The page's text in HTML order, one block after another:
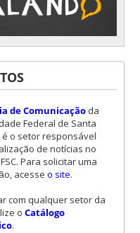
de Comunicaçãoda
Federal de Santa
é o setor responsável
de notícias no
Para solicitar uma
acesse o site.
com qualquer setor da
o Catálogo
.